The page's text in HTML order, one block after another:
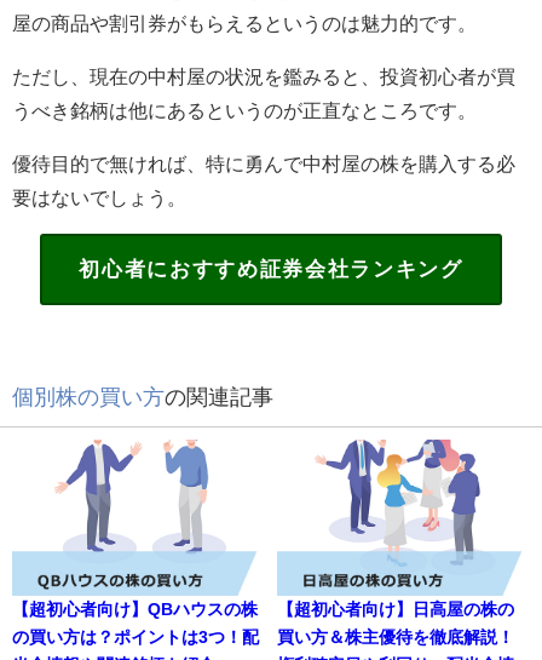
屋の商品や割引券がもらえるというのは魅力的です。
ただし、現在の中村屋の状況を鑑みると、投資初心者が買
うべき銘柄は他にあるというのが正直なところです。
優待目的で無ければ、特に勇んで中村屋の株を購入する必
要はないでしょう。
初心者におすすめ証券会社ランキング
個別株の買い方の関連記事
【超初心者向け】QBハウスの株
の買い方は？ポイントは3つ！配
【超初心者向け】日高屋の株の
買い方＆株主優待を徹底解説！